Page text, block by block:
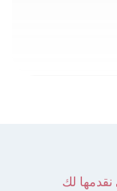
إلى
نقدمها لك